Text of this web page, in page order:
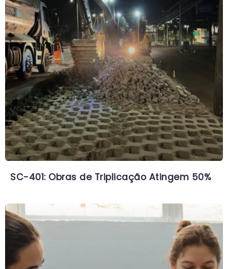
SC-401: Obras de Triplicação Atingem 50%